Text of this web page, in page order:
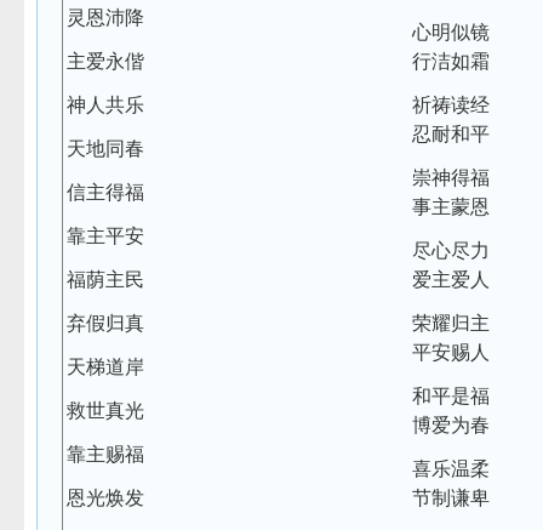
灵恩沛降
主爱永偕
神人共乐
天地同春
信主得福
靠主平安
福荫主民
弃假归真
天梯道岸
救世真光
靠主赐福
恩光焕发
心明似镜
行洁如霜
祈祷读经
忍耐和平
崇神得福
事主蒙恩
尽心尽力
爱主爱人
荣耀归主
平安赐人
和平是福
博爱为春
喜乐温柔
节制谦卑